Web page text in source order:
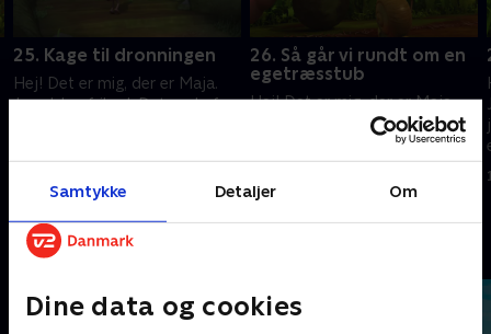
Samtykke Detaljer Om
Dine data og cookies
25. Kage til dronningen
Hej! Det er mig, der er Maja.
Jeg elsker frihed. Det er derfor,
26. Så går vi rundt om en
egetræsstub
Hej! Det er mig, der er Maja.
Jeg elsker frihed. Det er derfor,
jeg bor på engen i stedet for i
en kube
15. maj 2023 • 11 min
Andre så også